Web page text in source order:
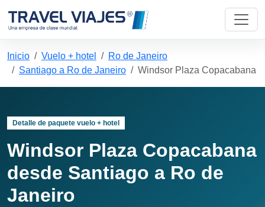
Inicio Vuelo + hotel
Ro de Janeiro
Santiago a Ro de Janeiro
Windsor Plaza Copacabana
Detalle de paquete vuelo + hotel
Windsor Plaza Copacabana
desde Santiago a Ro de
Janeiro